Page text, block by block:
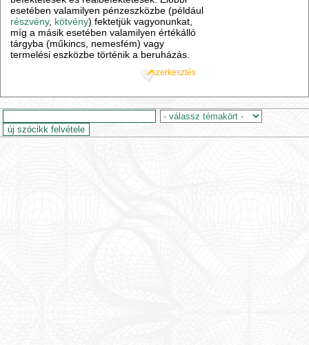
esetében valamilyen pénzeszközbe (például
részvény, kötvény) fektetjük vagyonunkat,
míg a másik esetében valamilyen értékálló
tárgyba (műkincs, nemesfém) vagy
termelési eszközbe történik a beruházás.
szerkesztés